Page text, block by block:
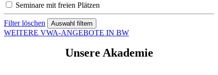
Seminare mit freien Plätzen
Filter löschen
WEITERE VWA-ANGEBOTE IN BW
Unsere Akademie